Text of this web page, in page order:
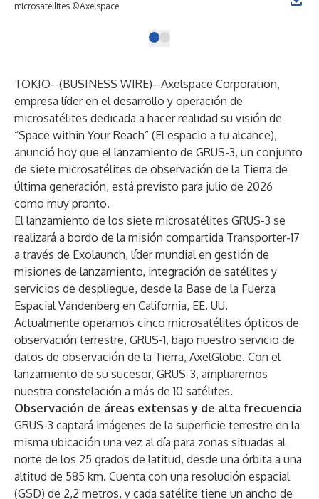
microsatellites ©Axelspace
TOKIO--(BUSINESS WIRE)--Axelspace Corporation,
empresa líder en el desarrollo y operación de
microsatélites dedicada a hacer realidad su visión de
“Space within Your Reach” (El espacio a tu alcance),
anunció hoy que el lanzamiento de GRUS-3, un conjunto
de siete microsatélites de observación de la Tierra de
última generación, está previsto para julio de 2026
como muy pronto.
El lanzamiento de los siete microsatélites GRUS-3 se
realizará a bordo de la misión compartida Transporter-17
a través de Exolaunch, líder mundial en gestión de
misiones de lanzamiento, integración de satélites y
servicios de despliegue, desde la Base de la Fuerza
Espacial Vandenberg en California, EE. UU.
Actualmente operamos cinco microsatélites ópticos de
observación terrestre, GRUS-1, bajo nuestro servicio de
datos de observación de la Tierra, AxelGlobe. Con el
lanzamiento de su sucesor, GRUS-3, ampliaremos
nuestra constelación a más de 10 satélites.
Observación de áreas extensas y de alta frecuencia
GRUS-3 captará imágenes de la superficie terrestre en la
misma ubicación una vez al día para zonas situadas al
norte de los 25 grados de latitud, desde una órbita a una
altitud de 585 km. Cuenta con una resolución espacial
(GSD) de 2,2 metros, y cada satélite tiene un ancho de